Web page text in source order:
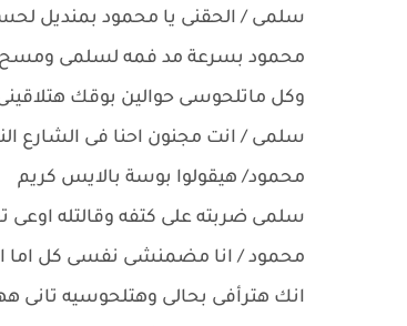
سلمى / الحقنى يا محمود بمنديل
محمود بسرعة مد فمه لسلمى ومسح
وكل ماتلحوسى حوالين بوقك
سلمى / انت مجنون احنا فى الشارع
محمود/ هيقولوا بوسة بالايس كريم
سلمى ضربته على كتفه وقالتله اوعى
محمود / انا مضمنشى نفسى كل اما
انك هترأفى بحالى وهتلحوسيه تانى